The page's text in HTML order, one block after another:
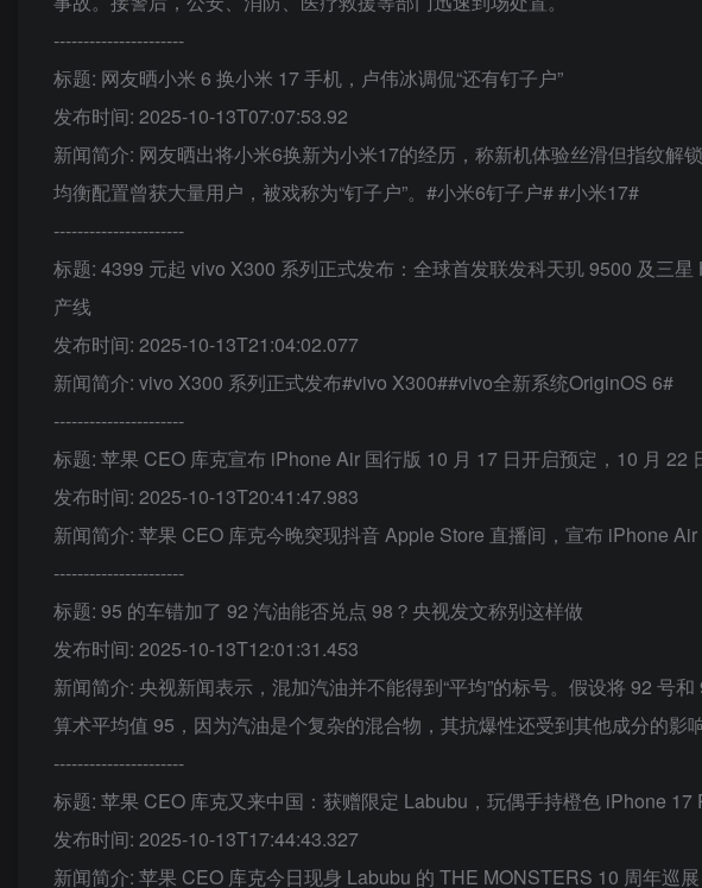
----------------------
标题: 网友晒小米 6 换小米 17 手机，卢伟冰调侃“还有钉子户”
发布时间: 2025-10-13T07:07:53.92
新闻简介: 网友晒出将小米6换新为小米17的经历，称新机体验丝滑但指纹解
均衡配置曾获大量用户，被戏称为“钉子户”。#小米6钉子户# #小米17#
----------------------
标题: 4399 元起 vivo X300 系列正式发布：全球首发联发科天玑 9500 及三
产线
发布时间: 2025-10-13T21:04:02.077
新闻简介: vivo X300 系列正式发布#vivo X300##vivo全新系统OriginOS 6#
----------------------
标题: 苹果 CEO 库克宣布 iPhone Air 国行版 10 月 17 日开启预定，10 月 22
发布时间: 2025-10-13T20:41:47.983
新闻简介: 苹果 CEO 库克今晚突现抖音 Apple Store 直播间，宣布 iPhone
----------------------
标题: 95 的车错加了 92 汽油能否兑点 98？央视发文称别这样做
发布时间: 2025-10-13T12:01:31.453
新闻简介: 央视新闻表示，混加汽油并不能得到“平均”的标号。假设将 92 号
算术平均值 95，因为汽油是个复杂的混合物，其抗爆性还受到其他成分的影
----------------------
标题: 苹果 CEO 库克又来中国：获赠限定 Labubu，玩偶手持橙色 iPhone 17
发布时间: 2025-10-13T17:44:43.327
新闻简介: 苹果 CEO 库克今日现身 Labubu 的 THE MONSTERS 10 周年巡